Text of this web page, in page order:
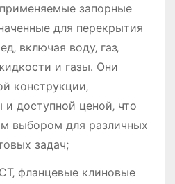
запорные
для перекрытия
включая воду‚ газ‚
и газы․ Они
конструкции‚
доступной ценой‚ что
выбором для различных
задач;
фланцевые клиновые